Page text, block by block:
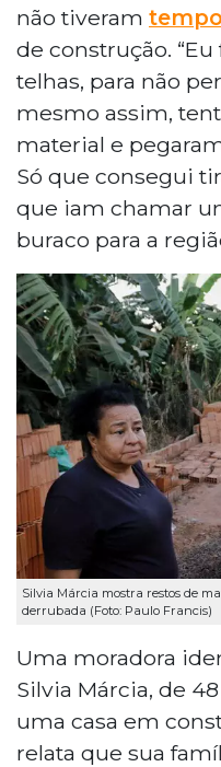
não tiveram tempo
de construção.
telhas, para não
mesmo assim,
material e
Só que consegui
que iam chamar
buraco para a
Silvia Márcia mostra restos de
derrubada (Foto: Paulo Francis)
Uma moradora
Silvia Márcia, de
uma casa em
relata que sua